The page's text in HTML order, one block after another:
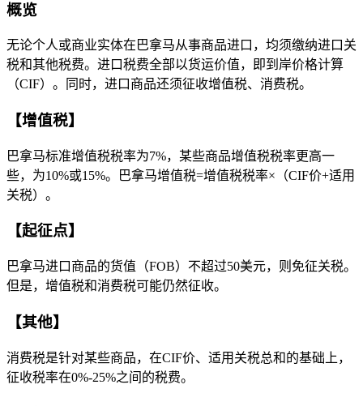
概览
无论个人或商业实体在巴拿马从事商品进口，均须缴纳进口关
税和其他税费。进口税费全部以货运价值，即到岸价格计算
（CIF）。同时，进口商品还须征收增值税、消费税。
【增值税】
巴拿马标准增值税税率为7%，某些商品增值税税率更高一
些，为10%或15%。巴拿马增值税=增值税税率×（CIF价+适用
关税）。
【起征点】
巴拿马进口商品的货值（FOB）不超过50美元，则免征关税。
但是，增值税和消费税可能仍然征收。
【其他】
消费税是针对某些商品，在CIF价、适用关税总和的基础上，
征收税率在0%-25%之间的税费。